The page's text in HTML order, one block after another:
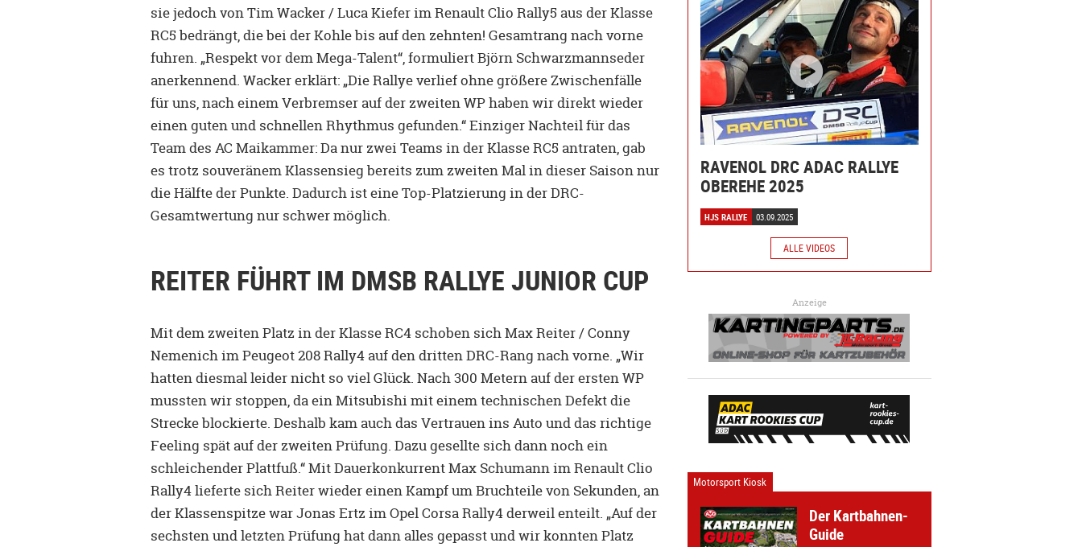
sie jedoch von Tim Wacker / Luca Kiefer im Renault Clio Rally5 aus der Klasse
RC5 bedrängt, die bei der Kohle bis auf den zehnten! Gesamtrang nach vorne
fuhren. „Respekt vor dem Mega-Talent“, formuliert Björn Schwarzmannseder
anerkennend. Wacker erklärt: „Die Rallye verlief ohne größere Zwischenfälle
für uns, nach einem Verbremser auf der zweiten WP haben wir direkt wieder
einen guten und schnellen Rhythmus gefunden.“ Einziger Nachteil für das
Team des AC Maikammer: Da nur zwei Teams in der Klasse RC5 antraten, gab
es trotz souveränem Klassensieg bereits zum zweiten Mal in dieser Saison nur
die Hälfte der Punkte. Dadurch ist eine Top-Platzierung in der DRC-
Gesamtwertung nur schwer möglich.
REITER FÜHRT IM DMSB RALLYE JUNIOR CUP
Mit dem zweiten Platz in der Klasse RC4 schoben sich Max Reiter / Conny
Nemenich im Peugeot 208 Rally4 auf den dritten DRC-Rang nach vorne. „Wir
hatten diesmal leider nicht so viel Glück. Nach 300 Metern auf der ersten WP
mussten wir stoppen, da ein Mitsubishi mit einem technischen Defekt die
Strecke blockierte. Deshalb kam auch das Vertrauen ins Auto und das richtige
Feeling spät auf der zweiten Prüfung. Dazu gesellte sich dann noch ein
schleichender Plattfuß.“ Mit Dauerkonkurrent Max Schumann im Renault Clio
Rally4 lieferte sich Reiter wieder einen Kampf um Bruchteile von Sekunden, an
der Klassenspitze war Jonas Ertz im Opel Corsa Rally4 derweil enteilt. „Auf der
sechsten und letzten Prüfung hat dann alles gepasst und wir konnten Platz
RAVENOL DRC ADAC RALLYE
OBEREHE 2025
HJS RALLYE 03.09.2025
ALLE VIDEOS
Anzeige
Motorsport Kiosk
Der Kartbahnen-
Guide